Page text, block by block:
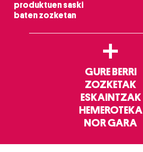
produktuen saski
baten zozketan
+
GURE BERRI
ZOZKETAK
ESKAINTZAK
HEMEROTEKA
NOR GARA